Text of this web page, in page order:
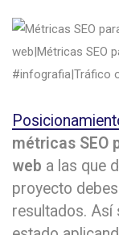
métricas SEO
web a las que
proyecto
resultados. Así